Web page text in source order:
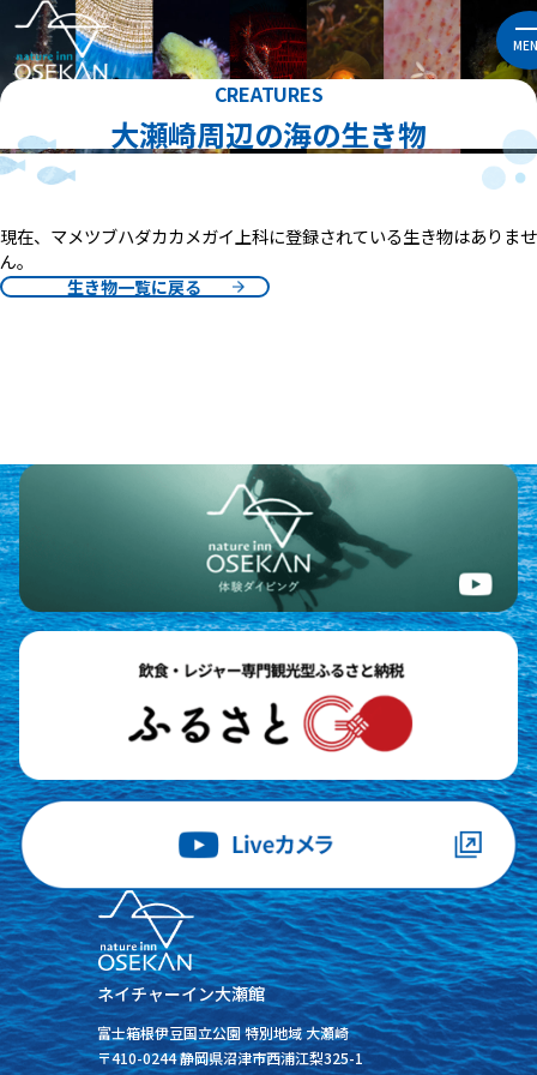
CREATURES
大瀬崎周辺の海の生き物
現在、マメツブハダカカメガイ上科に登録されている生き物はありませ
ん。
生き物一覧に戻る
ネイチャーイン大瀬館
富士箱根伊豆国立公園 特別地域 大瀬崎
〒410-0244 静岡県沼津市西浦江梨325-1